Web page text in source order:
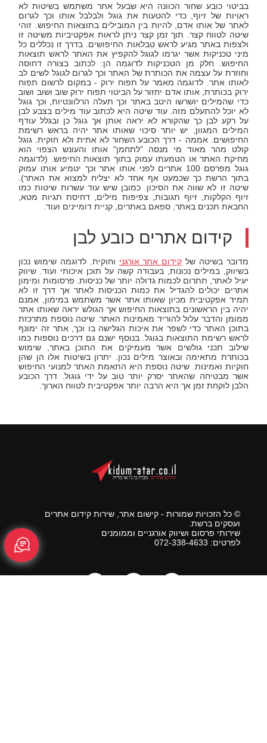
בביטוי כובע שחור הכוונה היא שבעל אתר משתמש בשיטות לא
ראויות של זיוף, כדי להטעות את גוגל ולבלבל אותו וכך לגרום
לאתר של אותו אדם, להיות בין המובילים בתוצאות החיפוש. זוהי
שיטה לטווח קצר. תוך זמן קצר ניתן לראות אפקטיביות משיטה זו
ולצפות באתר מגיע לראש טבלאות החיפושים. בדרך זו נכללים כל
מיני טכניקות אשר יגרמו לגוגל להקפיץ את האתר לראש תוצאות
החיפוש. חלק מן הטכניקות לדוגמה הן: לכתוב בצורה דחוסה
וחוזרת על עצמה את הכותרת של האתר וכך לגרום לגוגל לשים לב
לאותו אתר. לדוגמה מאמר על תפוח ירוק - במקום לרשום תפוח
ירוק בכותרת, אותו אדם יחזור על הביטוי תפוח ירוק שוב ושוב ושוב
כדי שהמילים יושרשו היטב באתר וכך תעלה הרלוונטיות, וכך גוגל
לא יוכל להתעלם מזה. עוד שיטה היא לכתוב עוד מילים בצבע לבן
על רקע לבן כך שהקורא לא יראה אותן אך גוגל כן ובגלל עודף
המילים המגוון, יש יותר סיכוי שאותו אתר יהיה בראש רשימת
החיפושים. אממה - דרך הכובע השחור לא אתית ולא חוקית. גוגל
קולט מהר מאוד מי מנסה "לתחמן" אותו והעונש הצפוי הוא
מחיקת האתר או הטמעתו עמוק בתוך תוצאות החיפוש. (לדוגמה
גוגל מפרסם 100 אתרים לפני אותו אתר וכך יטמיע אותו עמוק
בתוך הרשת כך שכמעט אף אחד לא יצליח למצוא את האתר).
שיטה זו לא שווה את הסיכון. כמובן שיש עוד עשרות שיטות כמו
זיוף הקלקות, זיוף תגובות, צפיפות מילים, דחיסת תגיות מטא,
החבאת תכנים באתר, ספאם באתרים, קניית דומיינים ועוד.
קידום אתרים כובע לבן
מדובר בשיטה של קידום אתר אורגני וחוקית. לדוגמה שימוש נכון
בשיווק, במילים נכונות, בעבודה קשה על תוכן איכותי ועוד. שיווק
יעיל לאתר, תתרום לכמות גדולה יותר של כניסות. פרסומות ומימון
אתרים יכולים להגדיל את כמות הכניסות לאתר אך דרך זו לא
תמיד אפקטיבית מכיון שאותו אתר אשר משתמש במימון, אמנם
יהיה בין הראשונים בתוצאות החיפוש אך הגולש יראה שאותו אתר
ממומן והדבר עלול להוריד מאמינות האתר. שיטה נוספת מתרכזת
בתוכן האתר כדי לשפר את איכות הגלישה בו וכך, אתר זה ימונף
לראש רשימת התוצאות בגוגל. בנוסף ישנם גם דרכים נוספות כמו
שילוב תכני גולשים אשר מעמיקים את התוכן באתר, שימוש
בכותרת מתאימה ובאוצר מילים נכון. יתרון בשיטות אלו הן שהן
חוקיות ואמינות. שיטה נוספת היא התאמת האתר למנועי החיפוש
אשר מבטיחה שהאתר יסרק יותר טוב על ידי גוגול. דרך הכובע
הלבן לוקחת זמן אך היא הרבה יותר אפקטיבית לטווח הארוך.
© כל הזכויות שמורות - קישום אתר, שירות קידום אתרים
ועסקים ברשת.
שירותי פרסום ושיווק אורגניים וממומנים
לפרטים: 072-338-4633